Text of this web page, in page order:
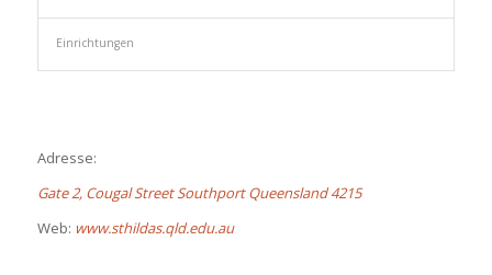
Einrichtungen
Adresse:
Gate 2, Cougal Street Southport Queensland 4215
Web: www.sthildas.qld.edu.au